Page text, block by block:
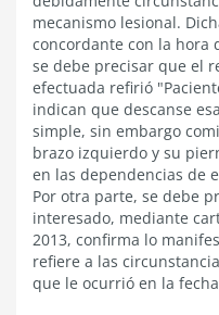
mecanismo lesional.
concordante con la hora
se debe precisar que el
efectuada refirió
indican que descanse
simple, sin embargo
brazo izquierdo y su
en las dependencias de
Por otra parte, se debe
interesado, mediante
2013, confirma lo
refiere a las
que le ocurrió en la